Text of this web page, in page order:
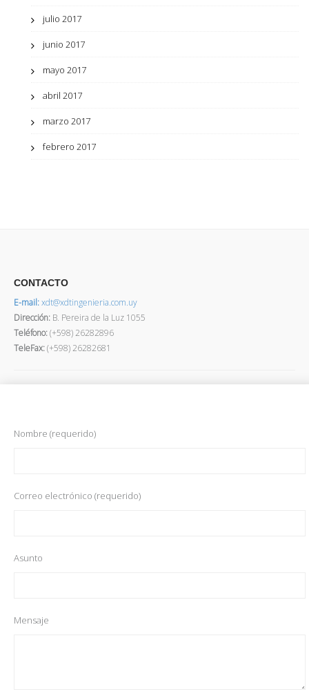
julio 2017
junio 2017
mayo 2017
abril 2017
marzo 2017
febrero 2017
CONTACTO
E-mail:xdt@xdtingenieria.com.uy
Dirección: B. Pereira de la Luz 1055
Teléfono:(+598) 26282896
TeleFax:(+598) 26282681
Nombre (requerido)
Correo electrónico (requerido)
Asunto
Mensaje